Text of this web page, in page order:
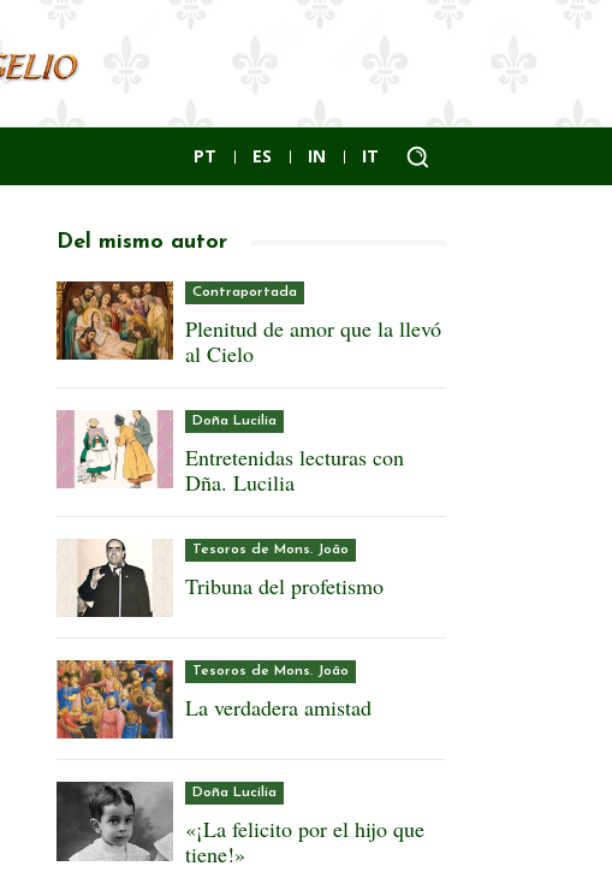
PT ES IN IT
Del mismo autor
Contraportada
Plenitud de amor que la llevó
al Cielo
Doña Lucilia
Entretenidas lecturas con
Dña. Lucilia
Tesoros de Mons. João
Tribuna del profetismo
Tesoros de Mons. João
La verdadera amistad
Doña Lucilia
«¡La felicito por el hijo que
tiene!»